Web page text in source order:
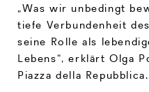
„Was wir unbedingt
tiefe Verbundenheit
seine Rolle als
Lebens“, erklärt Olga
Piazza della Repubblica.